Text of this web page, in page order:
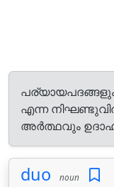
പര്യായപദങ്ങളും
എന്ന
അർത്ഥവും
duo noun